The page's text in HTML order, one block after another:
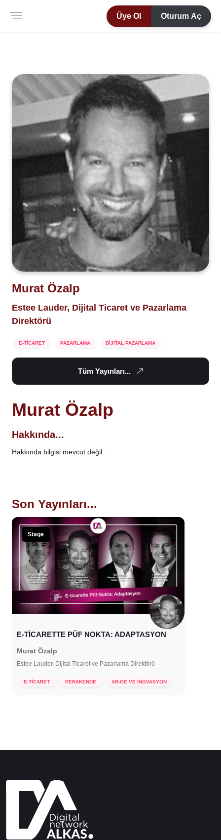
Üye Ol Oturum Aç
Murat Özalp
Estee Lauder, Dijital Ticaret ve Pazarlama
Direktörü
E-TİCARET PAZARLAMA DİJİTAL PAZARLAMA
Tüm Yayınları...
Murat Özalp
Hakkında...
Hakkında bilgisi mevcut değil...
Son Yayınları...
Stage
E-TİCARETTE PÜF NOKTA: ADAPTASYON
Murat Özalp
Estee Lauder, Dijital Ticaret ve Pazarlama Direktörü
E-TİCARET PERAKENDE AR-GE VE İNOVASYON